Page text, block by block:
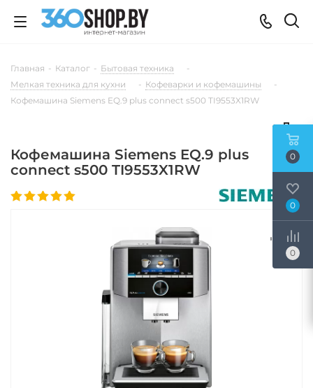
Главная - Каталог - Бытовая техника
-
Мелкая техника для кухни
- Кофеварки и кофемашины
-
Кофемашина Siemens EQ.9 plus connect s500 TI9553X1RW
Кофемашина Siemens EQ.9 plus
connect s500 TI9553X1RW
0
0
0